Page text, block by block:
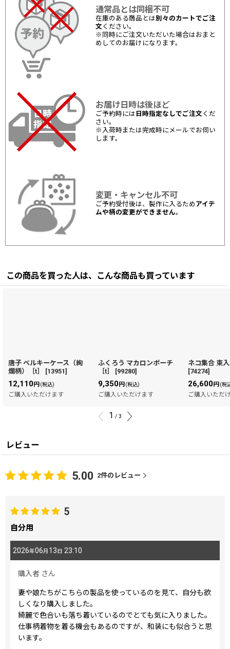
通常品とは同梱不可
在庫のある商品とは別々のカートでご注
文 ください。
※同時にご注文いただいた場合はおまと
めしてのお届けになります。
お届け日時は後ほど
ご予約時には 日時指定なしでご注文 くだ
さい。
※入荷時または完成時にメールでお伺い
します。
変更・キャンセル不可
ご予約受付後は、製作に入るため アイテ
ムや柄の変更ができません。
この商品を買った人は、こんな商品も買っています
唐子 ベルキーケース（絢
爛柄）［t］
[13951]
12,110円(税込)
ご購入いただけます
ふくろう マカロンポーチ
［t］
[99280]
9,350円(税込)
ご購入いただけます
ネコ集合 束
[74274]
26,600円(税
ご購入いただ
1 / 3
レビュー
5.00 2件のレビュー
5
自分用
2026年06月 13日 23:10
購入者 さん
妻や娘たちがこちらの製品を使っているのを見て、自分も欲
しくなり購入しました。
綺麗で色合いも落ち着いているのでとても気に入りました。
仕事柄着物を着る機会もあるのですが、和装にも似合うと思
います。